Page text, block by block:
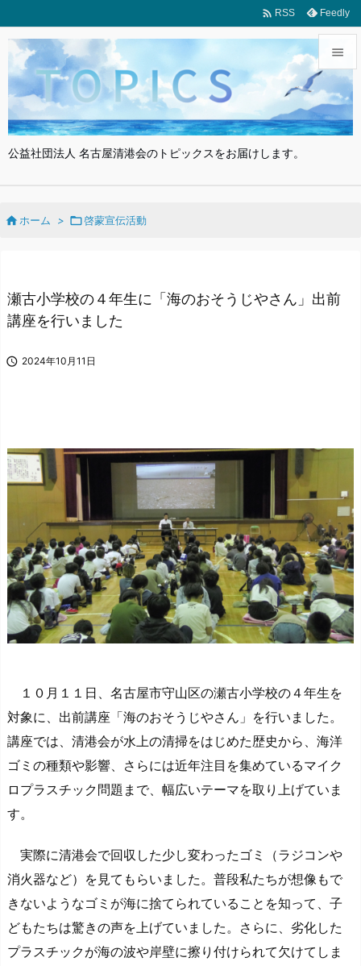
公益社団法人 名古屋清港会のトピックスをお届けします。


メニュ

 RSS Feedly
ホーム > 啓蒙宣伝活動
瀬古小学校の４年生に「海のおそうじやさん」出前
講座を行いました
 2024年10月11日
１０月１１日、名古屋市守山区の瀬古小学校の４年生を
対象に、出前講座「海のおそうじやさん」を行いました。
講座では、清港会が水上の清掃をはじめた歴史から、海洋
ゴミの種類や影響、さらには近年注目を集めているマイク
ロプラスチック問題まで、幅広いテーマを取り上げていま
す。
実際に清港会で回収した少し変わったゴミ（ラジコンや
消火器など）を見てもらいました。普段私たちが想像もで
きないようなゴミが海に捨てられていることを知って、子
どもたちは驚きの声を上げていました。さらに、劣化した
プラスチックが海の波や岸壁に擦り付けられて欠けてしま